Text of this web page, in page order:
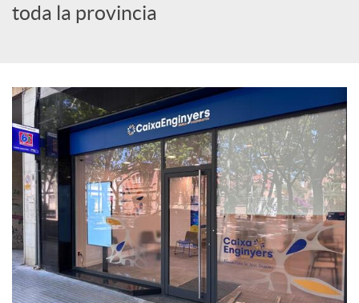
i
a
l
e
s
toda la provincia